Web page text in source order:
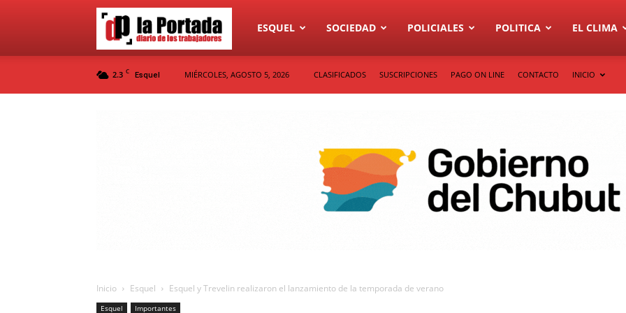
Diario
ESQUEL SOCIEDAD POLICIALES POLITICA EL CLIMA
2.3 C Esquel MIÉRCOLES, AGOSTO 5, 2026 CLASIFICADOS SUSCRIPCIONES PAGO ON LINE CONTACTO INICIO
Inicio Esquel Esquel y Trevelin realizaron el lanzamiento de la temporada de verano
Esquel Importantes